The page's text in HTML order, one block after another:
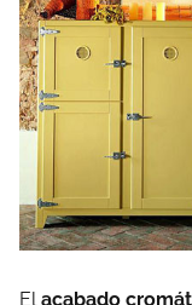
El acabado